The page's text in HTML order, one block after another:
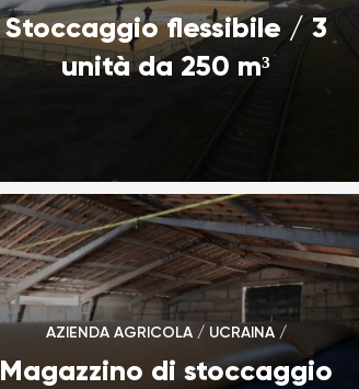
Stoccaggio flessibile / 3
unità da 250 m³
AZIENDA AGRICOLA / UCRAINA /
Magazzino di stoccaggio